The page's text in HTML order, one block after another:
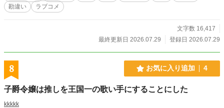
勘違い
ラブコメ
文字数 16,417
最終更新日 2026.07.29
登録日 2026.07.29
8 お気に入り追加 4
子爵令嬢は推しを王国一の歌い手にすることにした
kkkkk